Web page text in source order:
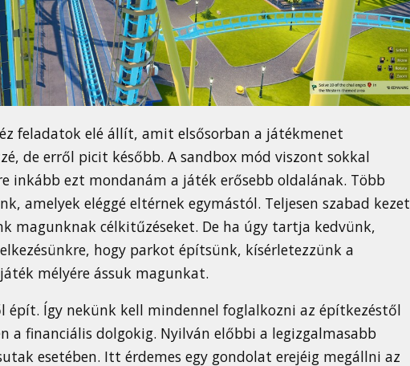
feladatok elé állít, amit elsősorban a játékmenet
de erről picit később. A sandbox mód viszont sokkal
inkább ezt mondanám a játék erősebb oldalának. Több
amelyek eléggé eltérnek egymástól. Teljesen szabad kezet
magunknak célkitűzéseket. De ha úgy tartja kedvünk,
hogy parkot építsünk, kísérletezzünk a
mélyére ássuk magunkat.
épít. Így nekünk kell mindennel foglalkozni az építkezéstől
a financiális dolgokig. Nyilván előbbi a legizgalmasabb
esetében. Itt érdemes egy gondolat erejéig megállni az